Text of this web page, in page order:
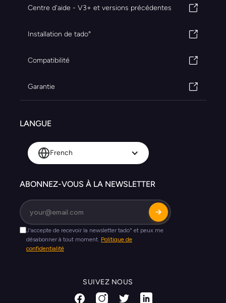
Centre d'aide - V3+ et versions précédentes
Installation de tado°
Compatibilité
Garantie
LANGUE
French
ABONNEZ-VOUS À LA NEWSLETTER
SUIVEZ NOUS